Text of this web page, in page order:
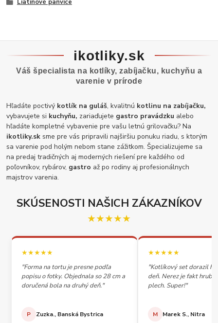
Liatinové panvice
ikotliky.sk
Váš špecialista na kotlíky, zabíjačku, kuchyňu a
varenie v prírode
Hľadáte poctivý kotlík na guláš, kvalitnú kotlinu na zabíjačku,
vybavujete si kuchyňu, zariaďujete gastro pravádzku alebo
hľadáte kompletné vybavenie pre vašu letnú grilovačku? Na
ikotliky.sk sme pre vás pripravili najširšiu ponuku riadu, s ktorým
sa varenie pod holým nebom stane zážitkom. Špecializujeme sa
na predaj tradičných aj moderných riešení pre každého od
poľovníkov, rybárov, gastro až po rodiny aj profesionálnych
majstrov varenia.
SKÚSENOSTI NAŠICH ZÁKAZNÍKOV
★★★★★
★★★★★
"Forma na tortu je presne podľa
popisu o fotky. Objednala so 28 cm a
doručená bola na druhý deň."
P Zuzka., Banská Bystrica
★★★★★
"Kotlíkový set dorazil
deň. Nerez je fakt
plech. Super!"
M Marek S., Nitra